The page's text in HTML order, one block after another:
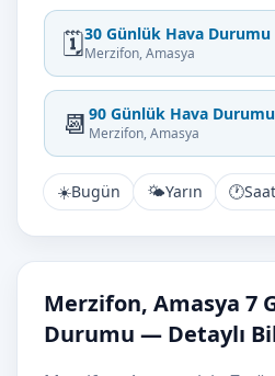
🗓️30 Günlük Hava Durumu
Merzifon, Amasya
📆 90 Günlük Hava Durumu
Merzifon, Amasya
☀️Bugün 🌤️Yarın 🕐
Merzifon, Amasya 7
Durumu — Detaylı